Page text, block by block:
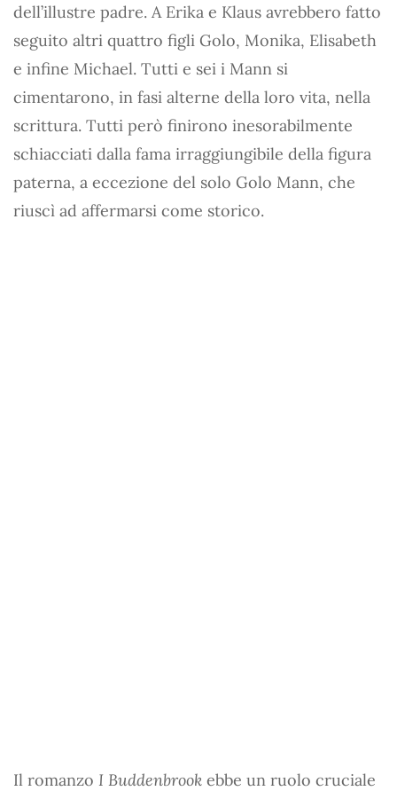
dell’illustre padre. A Erika e Klaus avrebbero fatto
seguito altri quattro figli Golo, Monika, Elisabeth
e infine Michael. Tutti e sei i Mann si
cimentarono, in fasi alterne della loro vita, nella
scrittura. Tutti però finirono inesorabilmente
schiacciati dalla fama irraggiungibile della figura
paterna, a eccezione del solo Golo Mann, che
riuscì ad affermarsi come storico.
Il romanzo I Buddenbrook ebbe un ruolo cruciale